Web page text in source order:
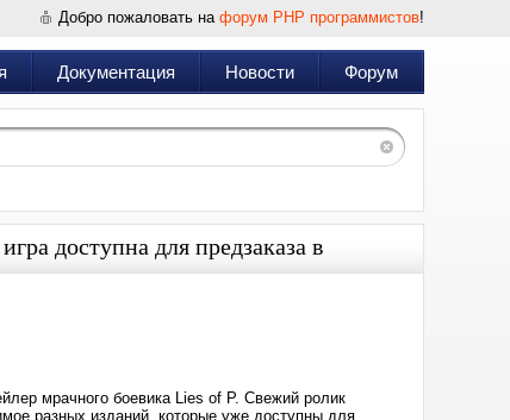
Добро пожаловать на форум PHP программистов!
Документация Новости Форум
доступна для предзаказа в
мрачного боевика Lies of P. Свежий ролик
разных изданий, которые уже доступны для